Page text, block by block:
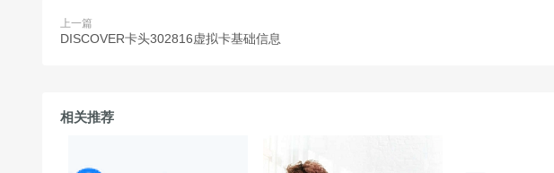
上一篇
DISCOVER卡头302816虚拟卡基础信息
相关推荐